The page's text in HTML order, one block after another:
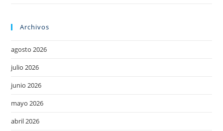
Archivos
agosto 2026
julio 2026
junio 2026
mayo 2026
abril 2026